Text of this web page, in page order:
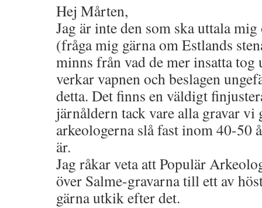
Hej Mårten,
Jag är inte den som ska uttala
(fråga mig gärna om Estlands
minns från vad de mer insatta
verkar vapnen och beslagen
detta. Det finns en väldigt
järnåldern tack vare alla gravar vi
arkeologerna slå fast inom 40-50
är.
Jag råkar veta att Populär
över Salme-gravarna till ett av
gärna utkik efter det.